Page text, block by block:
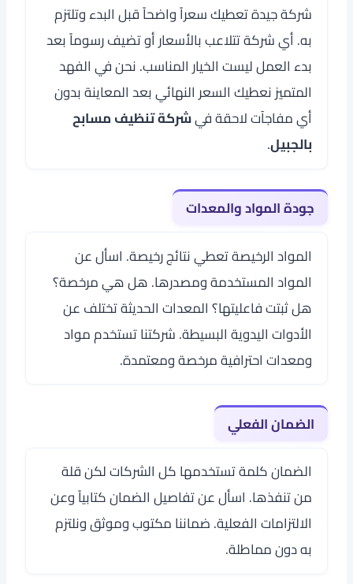
شركة جيدة تعطيك سعراً واضحاً قبل البدء وتلتزم
به. أي شركة تتلاعب بالأسعار أو تضيف رسوماً بعد
بدء العمل ليست الخيار المناسب. نحن في الفهد
المتميز نعطيك السعر النهائي بعد المعاينة بدون
أي مفاجآت لاحقة فيشركة تنظيف مسابح
بالجبيل.
جودة المواد والمعدات
المواد الرخيصة تعطي نتائج رخيصة. اسأل عن
المواد المستخدمة ومصدرها. هل هي مرخصة؟
هل ثبتت فاعليتها؟ المعدات الحديثة تختلف عن
الأدوات اليدوية البسيطة. شركتنا تستخدم مواد
ومعدات احترافية مرخصة ومعتمدة.
الضمان الفعلي
الضمان كلمة تستخدمها كل الشركات لكن قلة
من تنفذها. اسأل عن تفاصيل الضمان كتابياً وعن
الالتزامات الفعلية. ضماننا مكتوب وموثق ونلتزم
به دون مماطلة.